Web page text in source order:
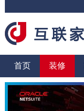
首页 装修